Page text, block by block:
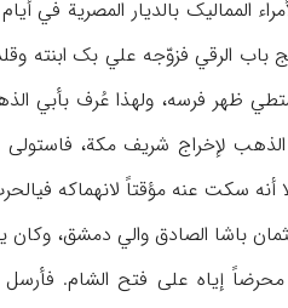
یمتطي ظهر فرسه، ولهذا عُرف
الذهب لإخراج شریف مکة،
الصادق والي دمشق، وکان
إیاه علی فتح الشام.